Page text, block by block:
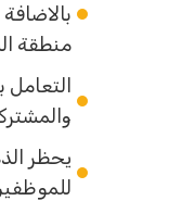
بالاضافة
منطقة
التعامل
يحظر
للموظفين